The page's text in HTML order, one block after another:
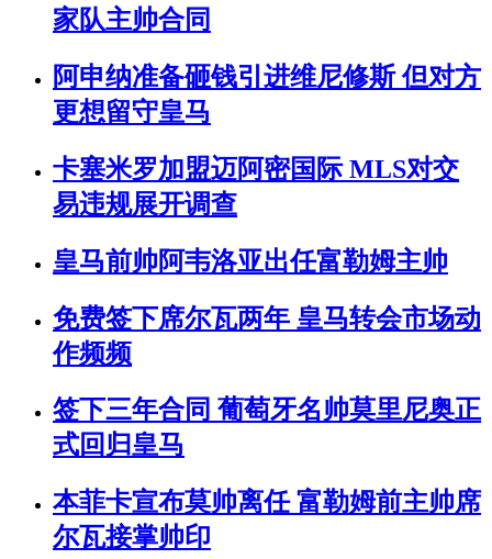
家队主帅合同
阿申纳准备砸钱引进维尼修斯 但对方
更想留守皇马
卡塞米罗加盟迈阿密国际 MLS对交
易违规展开调查
皇马前帅阿韦洛亚出任富勒姆主帅
免费签下席尔瓦两年 皇马转会市场动
作频频
签下三年合同 葡萄牙名帅莫里尼奥正
式回归皇马
本菲卡宣布莫帅离任 富勒姆前主帅席
尔瓦接掌帅印